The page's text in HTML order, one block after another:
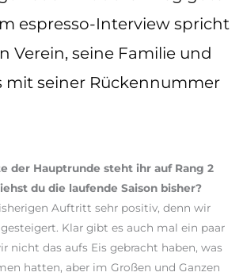
espresso-Interview spricht
Verein, seine Familie und
mit seiner Rückennummer
der Hauptrunde steht ihr auf Rang 2
du die laufende Saison bisher?
Auftritt sehr positiv, denn wir
Klar gibt es auch mal ein paar
nicht das aufs Eis gebracht haben, was
hatten, aber im Großen und Ganzen